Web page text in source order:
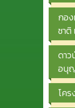
กอ
ชาติ
ดา
อนุ
โค